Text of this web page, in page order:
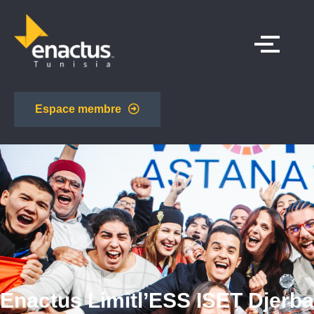
Espace membre
Enactus Limitl’ESS ISET Djerba